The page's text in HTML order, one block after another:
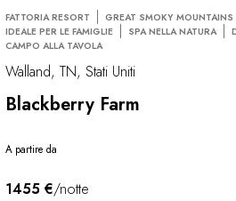
FATTORIA RESORT
GREAT SMOKY MOUNTAINS
IDEALE PER LE FAMIGLIE
SPA NELLA NATURA
CAMPO ALLA TAVOLA
Walland, TN, Stati Uniti
Blackberry Farm
A partire da
1455 €/notte